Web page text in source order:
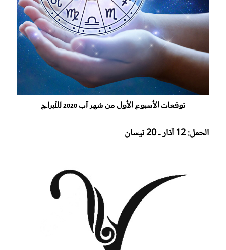
توقعات الأسبوع الأول من شهر آب 2020 للأبراج
الحمل: 12 آذار ـ 20 نيسان